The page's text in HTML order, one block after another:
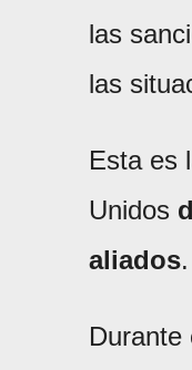
las
las
Esta es
Unidos
aliados.
Durante